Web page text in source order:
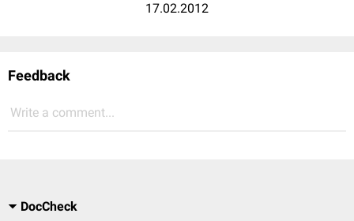
17.02.2012
Feedback
Write a comment...
DocCheck